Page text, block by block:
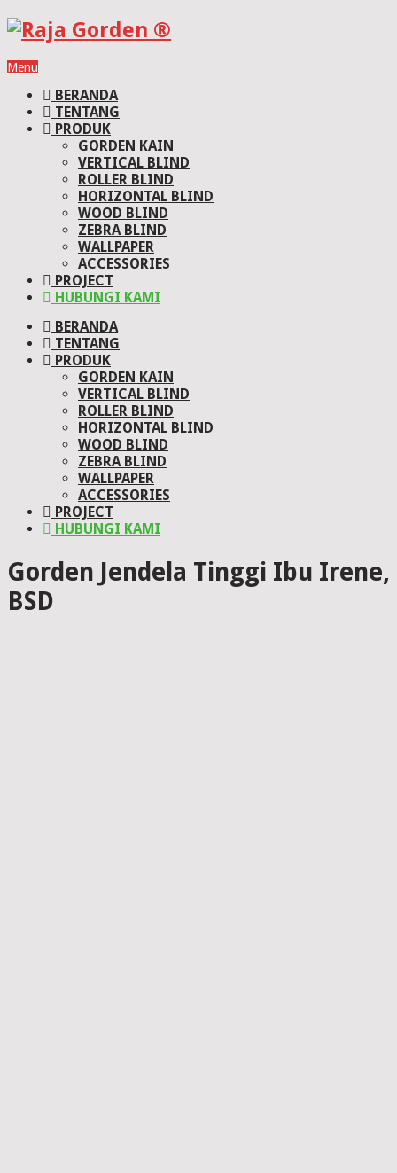
Menu
BERANDA
TENTANG
PRODUK
GORDEN KAIN
VERTICAL BLIND
ROLLER BLIND
HORIZONTAL BLIND
WOOD BLIND
ZEBRA BLIND
WALLPAPER
ACCESSORIES
PROJECT
HUBUNGI KAMI
BERANDA
TENTANG
PRODUK
GORDEN KAIN
VERTICAL BLIND
ROLLER BLIND
HORIZONTAL BLIND
WOOD BLIND
ZEBRA BLIND
WALLPAPER
ACCESSORIES
PROJECT
HUBUNGI KAMI
Gorden Jendela Tinggi Ibu Irene,
BSD